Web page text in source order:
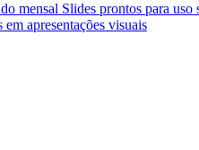
mensal Slides prontos para
apresentações visuais